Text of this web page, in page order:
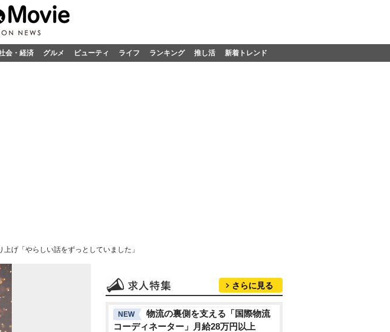
会・経済 グルメ ビューティ ライフ ランキング 推し活 新着トレンド
げ「やらしい話をずっとしていました」
さらに見る
NEW
物流の裏側を支える「国際物流
コーディネーター」月給28万円以上